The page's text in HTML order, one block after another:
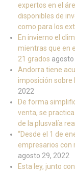
expertos en el
disponibles de
como para los
En invierno el
mientras que en
21 grados agosto
Andorra tiene
imposición sobre
2022
De forma
venta, se
de la plusvalía
“Desde el 1 de
empresarios con
agosto 29, 2022
Esta ley, junto